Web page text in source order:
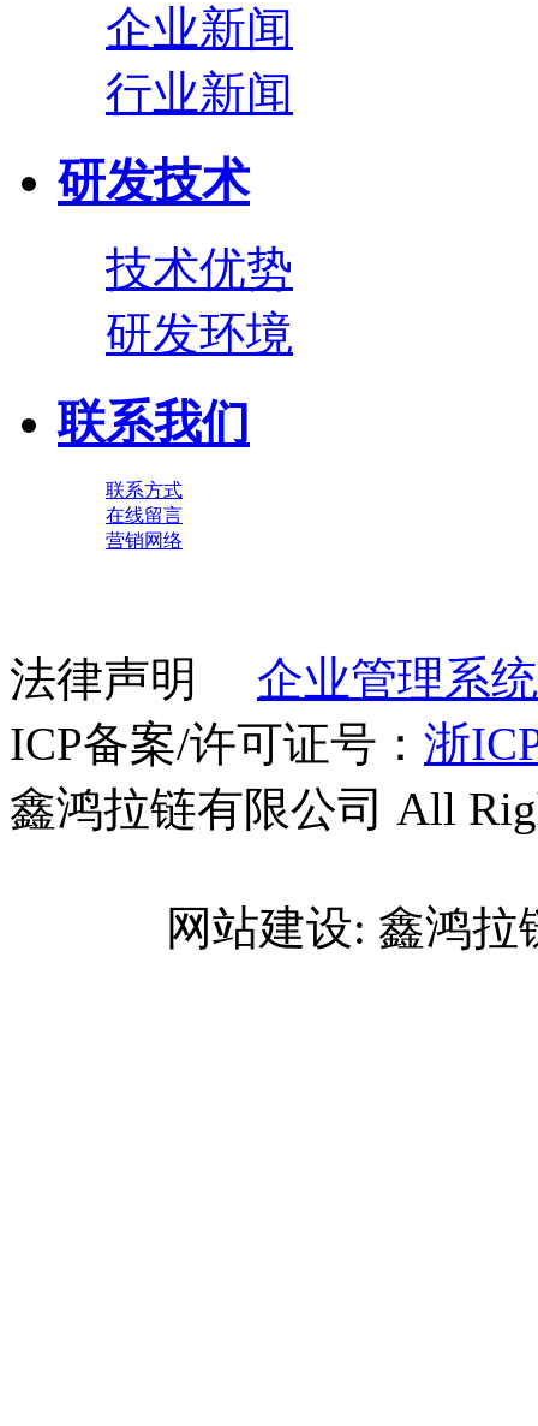
企业新闻
行业新闻
研发技术
技术优势
研发环境
联系我们
联系方式
在线留言
营销网络
法律声明 企业管理系
ICP备案/许可证号： 浙
鑫鸿拉链有限公司 All
网站建设: 鑫鸿拉